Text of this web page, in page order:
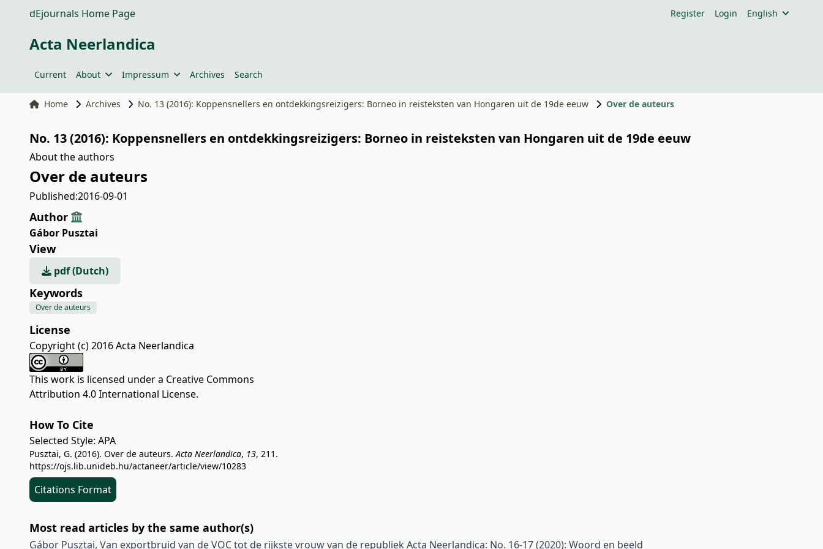
dEjournals Home Page Register Login English
Acta Neerlandica
Current About Impressum Archives Search
Home Archives No. 13 (2016): Koppensnellers en ontdekkingsreizigers: Borneo in reisteksten van Hongaren uit de 19de eeuw Over de auteurs
No. 13 (2016): Koppensnellers en ontdekkingsreizigers: Borneo in reisteksten van Hongaren uit de 19de eeuw
About the authors
Over de auteurs
Published:2016-09-01
Author
Gábor Pusztai
View
pdf (Dutch)
Keywords
Over de auteurs
License
Copyright (c) 2016 Acta Neerlandica
This work is licensed under a Creative Commons
Attribution 4.0 International License.
How To Cite
Selected Style: APA
Pusztai, G. (2016). Over de auteurs.Acta Neerlandica, 13, 211.
https://ojs.lib.unideb.hu/actaneer/article/view/10283
Citations Format
Most read articles by the same author(s)
Gábor Pusztai, Van exportbruid van de VOC tot de rijkste vrouw van de republiek Acta Neerlandica: No. 16-17 (2020): Woord en beeld